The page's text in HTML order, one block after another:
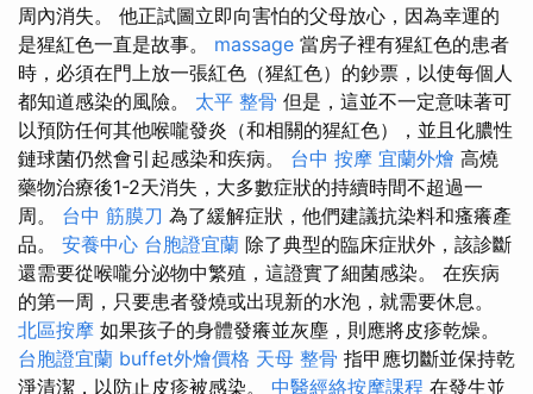
周內消失。 他正試圖立即向害怕的父母放心，因為幸運的
是猩紅色一直是故事。 massage 當房子裡有猩紅色的患者
時，必須在門上放一張紅色（猩紅色）的鈔票，以使每個人
都知道感染的風險。 太平 整骨 但是，這並不一定意味著可
以預防任何其他喉嚨發炎（和相關的猩紅色），並且化膿性
鏈球菌仍然會引起感染和疾病。 台中 按摩 宜蘭外燴 高燒
藥物治療後1-2天消失，大多數症狀的持續時間不超過一
周。 台中 筋膜刀 為了緩解症狀，他們建議抗染料和瘙癢產
品。 安養中心 台胞證宜蘭 除了典型的臨床症狀外，該診斷
還需要從喉嚨分泌物中繁殖，這證實了細菌感染。 在疾病
的第一周，只要患者發燒或出現新的水泡，就需要休息。
北區按摩 如果孩子的身體發癢並灰塵，則應將皮疹乾燥。
台胞證宜蘭 buffet外燴價格 天母 整骨 指甲應切斷並保持乾
淨清潔，以防止皮疹被感染。 中醫經絡按摩課程 在發生並